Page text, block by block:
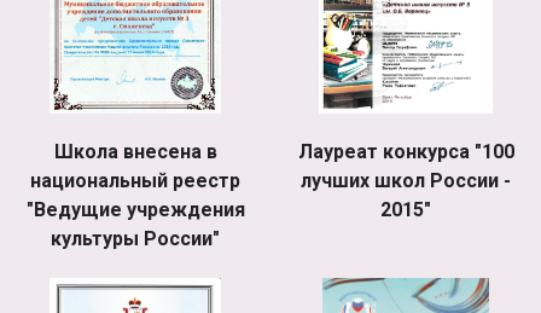
Школа внесена в
национальный реестр
"Ведущие учреждения
культуры России"
Лауреат конкурса "100
лучших школ России -
2015"